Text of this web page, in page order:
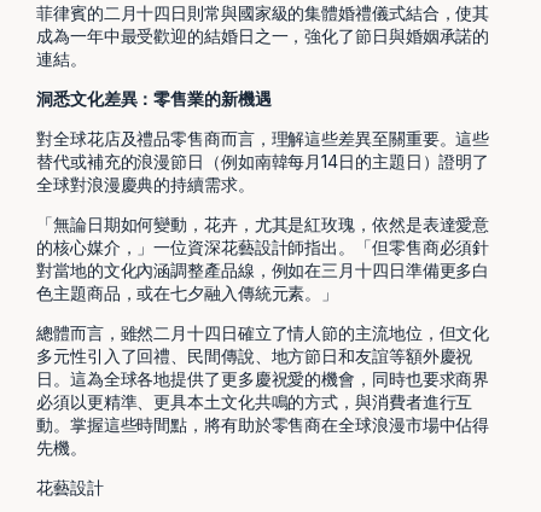
菲律賓的二月十四日則常與國家級的集體婚禮儀式結合，使其
成為一年中最受歡迎的結婚日之一，強化了節日與婚姻承諾的
連結。
洞悉文化差異：零售業的新機遇
對全球花店及禮品零售商而言，理解這些差異至關重要。這些
替代或補充的浪漫節日（例如南韓每月14日的主題日）證明了
全球對浪漫慶典的持續需求。
「無論日期如何變動，花卉，尤其是紅玫瑰，依然是表達愛意
的核心媒介，」一位資深花藝設計師指出。「但零售商必須針
對當地的文化內涵調整產品線，例如在三月十四日準備更多白
色主題商品，或在七夕融入傳統元素。」
總體而言，雖然二月十四日確立了情人節的主流地位，但文化
多元性引入了回禮、民間傳說、地方節日和友誼等額外慶祝
日。這為全球各地提供了更多慶祝愛的機會，同時也要求商界
必須以更精準、更具本土文化共鳴的方式，與消費者進行互
動。掌握這些時間點，將有助於零售商在全球浪漫市場中佔得
先機。
花藝設計